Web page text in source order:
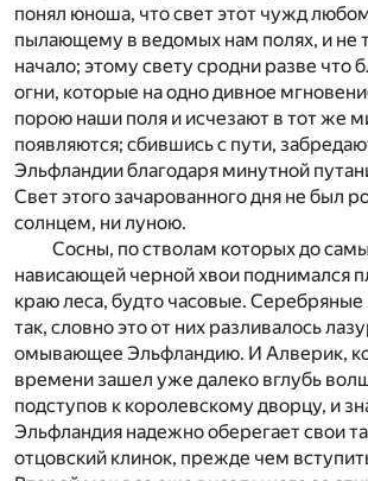
понял юноша, что свет этот чужд
пылающему в ведомых нам полях, и не
начало; этому свету сродни разве
огни, которые на одно дивное
порою наши поля и исчезают в тот же
появляются; сбившись с пути,
Эльфландии благодаря минутной
Свет этого зачарованного дня не был
солнцем, ни луною.
Сосны, по стволам которых до
нависающей черной хвои поднимался
краю леса, будто часовые.
так, словно это от них разливалось
омывающее Эльфландию. И Алверик,
времени зашел уже далеко вглубь
подступов к королевскому дворцу, и
Эльфландия надежно оберегает свои
отцовский клинок, прежде чем